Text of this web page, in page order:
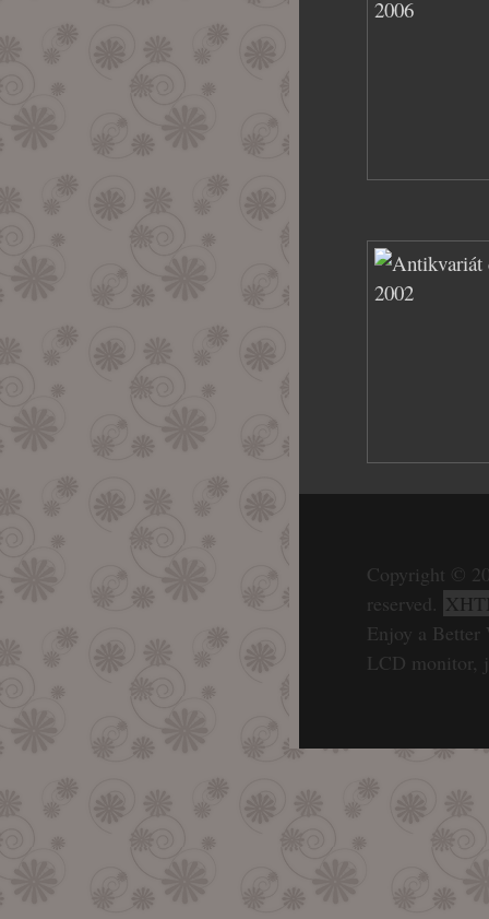
Copyright ©
reserved.
Enjoy a Better
LCD monitor,